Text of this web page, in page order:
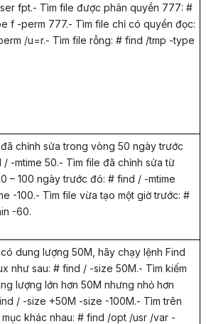
fpt.- Tìm file được phân quyền 777: #
f -perm 777.- Tìm file chỉ có quyền đọc:
/u=r.- Tìm file rỗng: # find /tmp -type
chỉnh sửa trong vòng 50 ngày trước
/ -mtime 50.- Tìm file đã chỉnh sửa từ
– 100 ngày trước đó: # find / -mtime
-100.- Tìm file vừa tạo một giờ trước: #
-60.
dung lượng 50M, hãy chạy lệnh Find
như sau: # find / -size 50M.- Tìm kiếm
lượng lớn hơn 50M nhưng nhỏ hơn
/ -size +50M -size -100M.- Tìm trên
mục khác nhau: # find /opt /usr /var -